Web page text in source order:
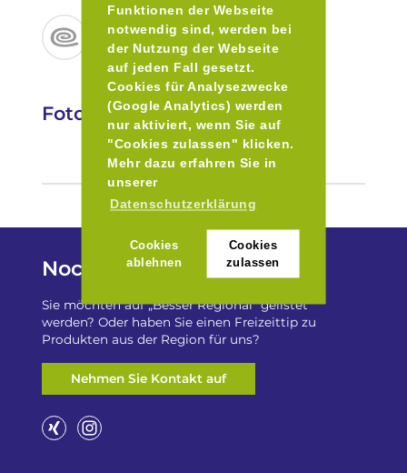
Funktionen der Webseite
notwendig sind, werden bei
der Nutzung der Webseite
auf jeden Fall gesetzt.
Cookies für Analysezwecke
(Google Analytics) werden
nur aktiviert, wenn Sie auf
"Cookies zulassen" klicken.
Mehr dazu erfahren Sie in
unserer
Datenschutzerklärung
Cookies
ablehnen
Cookies
zulassen
Fotos
Noch Fragen?
Sie möchten auf „Besser Regional“ gelistet
werden? Oder haben Sie einen Freizeittip zu
Produkten aus der Region für uns?
Nehmen Sie Kontakt auf